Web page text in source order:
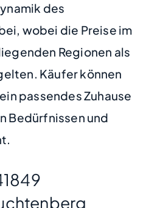
des
wobei die Preise im
Regionen als
Käufer können
passendes Zuhause
Bedürfnissen und